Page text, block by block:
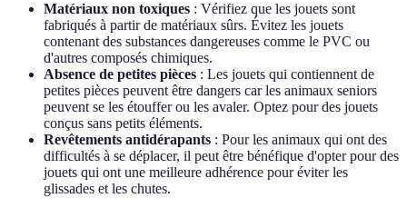
Matériaux non toxiques : Vérifiez que les jouets sont
fabriqués à partir de matériaux sûrs. Évitez les jouets
contenant des substances dangereuses comme le PVC ou
d'autres composés chimiques.
Absence de petites pièces : Les jouets qui contiennent de
petites pièces peuvent être dangers car les animaux seniors
peuvent se les étouffer ou les avaler. Optez pour des jouets
conçus sans petits éléments.
Revêtements antidérapants : Pour les animaux qui ont des
difficultés à se déplacer, il peut être bénéfique d'opter pour des
jouets qui ont une meilleure adhérence pour éviter les
glissades et les chutes.